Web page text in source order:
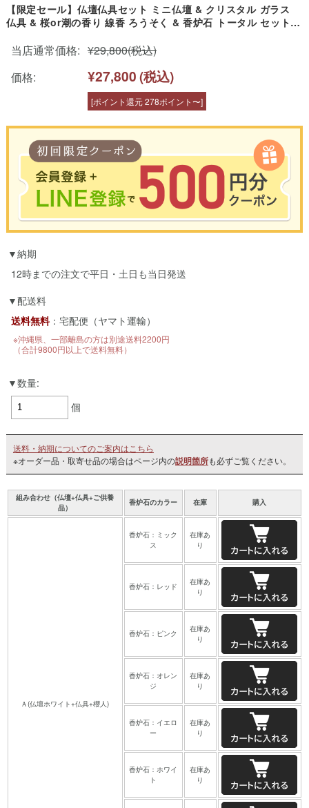
【限定セール】仏壇仏具セット ミニ仏壇 & クリスタル ガラス
仏具 & 桜or潮の香り 線香 ろうそく & 香炉石 トータル セット
しゃれ シンプル モダン 仏壇セット 赤ちゃん 子供 bb
当店通常価格: ¥29,800(税込)
価格:
¥27,800(税込)
[ポイント還元 278ポイント〜]
LINEのアカウントを使って簡単に会員登録＆ログインすることも可能です。
納期
12時までの注文で平日・土日も当日発送
配送料
送料無料：宅配便（ヤマト運輸）
※沖縄県、一部離島の方は別途送料2200円
（合計9800円以上で送料無料）
数量:
個
送料・納期についてのご案内はこちら
※オーダー品・取寄せ品の場合はページ内の説明箇所も必ずご覧ください。
組み合わせ（仏壇+仏具+ご供養
品）
香炉石のカラー 在庫 購入
Ａ(仏壇ホワイト+仏具+櫻人)
香炉石：ミック
ス
在庫あ
り
香炉石：レッド
在庫あ
り
香炉石：ピンク
在庫あ
り
香炉石：オレン
ジ
在庫あ
り
香炉石：イエロ
ー
在庫あ
り
香炉石：ホワイ
ト
在庫あ
り